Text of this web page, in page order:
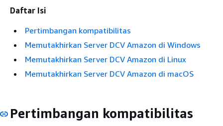
Daftar Isi
Pertimbangan kompatibilitas
Memutakhirkan Server DCV Amazon di Windows
Memutakhirkan Server DCV Amazon di Linux
Memutakhirkan Server DCV Amazon di macOS
Pertimbangan kompatibilitas